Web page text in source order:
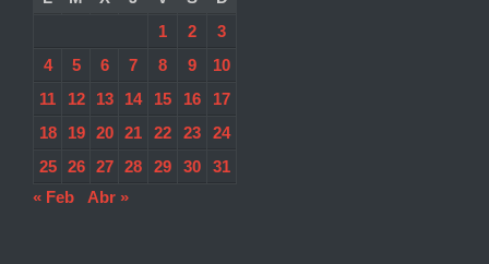
1
2
3
4
5 6 7 8 9
10
11
12 13 14 15 16
17
18
19 20 21 22 23
24
25
26 27 28 29 30
31
« Feb
Abr »